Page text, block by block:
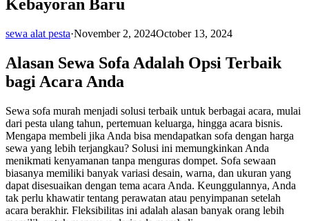
Kebayoran Baru
sewa alat pesta·November 2, 2024October 13, 2024
Alasan Sewa Sofa Adalah Opsi Terbaik
bagi Acara Anda
Sewa sofa murah menjadi solusi terbaik untuk berbagai acara, mulai
dari pesta ulang tahun, pertemuan keluarga, hingga acara bisnis.
Mengapa membeli jika Anda bisa mendapatkan sofa dengan harga
sewa yang lebih terjangkau? Solusi ini memungkinkan Anda
menikmati kenyamanan tanpa menguras dompet. Sofa sewaan
biasanya memiliki banyak variasi desain, warna, dan ukuran yang
dapat disesuaikan dengan tema acara Anda. Keunggulannya, Anda
tak perlu khawatir tentang perawatan atau penyimpanan setelah
acara berakhir. Fleksibilitas ini adalah alasan banyak orang lebih